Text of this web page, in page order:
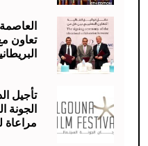
تأجيل
مراعاة